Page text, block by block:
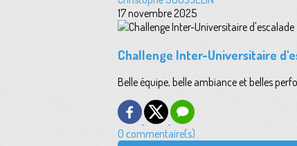
17 novembre 2025
Challenge Inter-Universitaire
Belle équipe, belle ambiance et belles
0 commentaire(s)